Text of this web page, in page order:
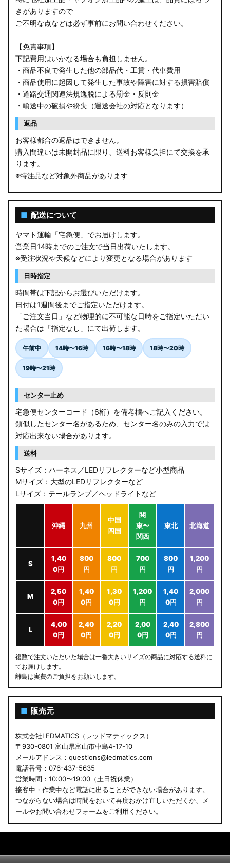
KG CX-8
GU クロストレック
GU インプレッサ
VN5 VNH レヴォーグ / レイバック
ZD8 BRZ
ZC6 BRZ
URJ201 LX570
AGL10W RX450h
USF/UVF4# LS600h
JF5/6 N-BOX カスタム
MK94S/MK54S スペーシア / カスタム
ZCEDS/ZDEDS/ZCDDS/ZDDDS スイフト
AZSH36W/AZSH37W クラウンスポーツ
LA400K コペン
汎用LEDバルブ
アウトレット
JB64W/JB74W/JC74W ジムニー/シエラ/ノマド
きがありますので
ご不明な点などは必ず事前にお問い合わせください。
【免責事項】
下記費用はいかなる場合も負担しません。
・商品不良で発生した他の部品代・工賃・代車費用
・商品使用に起因して発生した事故や障害に対する損害賠償
・道路交通関連法規逸脱による罰金・反則金
・輸送中の破損や紛失（運送会社の対応となります）
返品
お客様都合の返品はできません。
購入間違いは未開封品に限り、送料お客様負担にて交換を承
ります。
※特注品など対象外商品があります
■ 配送について
ヤマト運輸「宅急便」でお届けします。
営業日14時までのご注文で当日出荷いたします。
※受注状況や天候などにより変更となる場合があります
日時指定
時間帯は下記からお選びいただけます。
日付は1週間後までご指定いただけます。
「ご注文当日」など物理的に不可能な日時をご指定いただい
た場合は「指定なし」にて出荷します。
午前中 14時〜16時 16時〜18時 18時〜20時
19時〜21時
センター止め
宅急便センターコード（6桁）を備考欄へご記入ください。
類似したセンター名があるため、センター名のみの入力では
対応出来ない場合があります。
送料
Sサイズ：ハーネス／LEDリフレクターなど小型商品
Mサイズ：大型のLEDリフレクターなど
Lサイズ：テールランプ／ヘッドライトなど
沖縄 九州
中国
四国
関
東〜
関西
東北 北海道
S
1,40
0円
800
円
800
円
700
円
800
円
1,200
円
M
2,50
0円
1,40
0円
1,30
0円
1,200
円
1,40
0円
2,000
円
L
4,00
0円
2,40
0円
2,20
0円
2,00
0円
2,40
0円
2,800
円
複数で注文いただいた場合は一番大きいサイズの商品に対応する送料に
てお届けします。
離島は実費のご負担をお願いします。
■ 販売元
株式会社LEDMATICS（レッドマティックス）
〒930-0801 富山県富山市中島4-17-10
メールアドレス：questions@ledmatics.com
電話番号：076-437-5635
営業時間：10:00〜19:00（土日祝休業）
接客中・作業中など電話に出ることができない場合があります。
つながらない場合は時間をおいて再度おかけ直しいただくか、メ
ールやお問い合わせフォームをご利用ください。